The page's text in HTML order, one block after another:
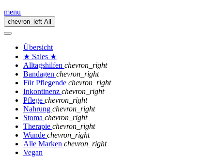
menu
chevron_left All
Übersicht
★ Sales ★
Alltagshilfen chevron_right
Bandagen chevron_right
Für Pflegende chevron_right
Inkontinenz chevron_right
Pflege chevron_right
Nahrung chevron_right
Stoma chevron_right
Therapie chevron_right
Wunde chevron_right
Alle Marken chevron_right
Vegan